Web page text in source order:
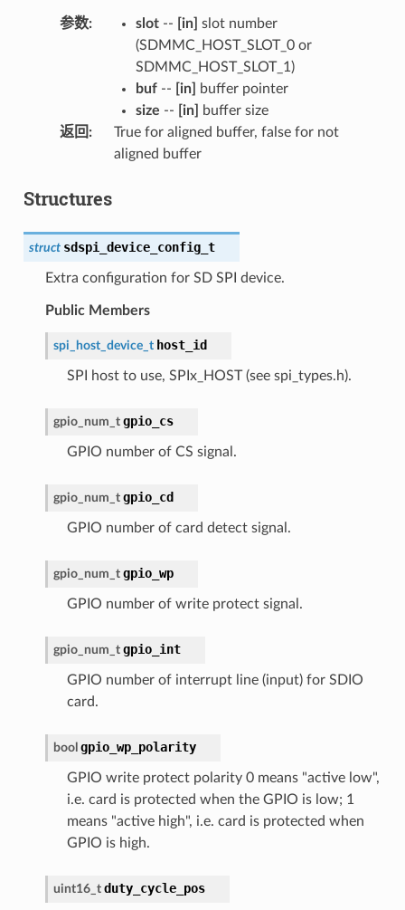
参数: slot-- [in] slot number
(SDMMC_HOST_SLOT_0 or
SDMMC_HOST_SLOT_1)
buf-- [in]
buffer pointer
size -- [in]
buffer size
返回 :
True for aligned buffer, false for not
aligned buffer
Structures
struct sdspi_device_config_t
Extra configuration for SD SPI device.
Public Members
spi_host_device_t host_id
SPI host to use, SPIx_HOST (see spi_types.h).
gpio_num_t gpio_cs
GPIO number of CS signal.
gpio_num_t gpio_cd
GPIO number of card detect signal.
gpio_num_t gpio_wp
GPIO number of write protect signal.
gpio_num_t gpio_int
GPIO number of interrupt line (input) for SDIO
card.
bool gpio_wp_polarity
GPIO write protect polarity 0 means "active low",
i.e. card is protected when the GPIO is low; 1
means "active high", i.e. card is protected when
GPIO is high.
uint16_t duty_cycle_pos